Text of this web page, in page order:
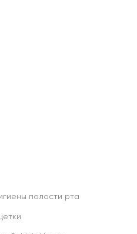
полости рта